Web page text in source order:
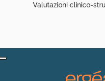
Valutazioni clinico-